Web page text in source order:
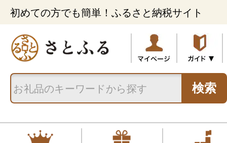
初めての方でも簡単！ふるさと納税サイト
検索